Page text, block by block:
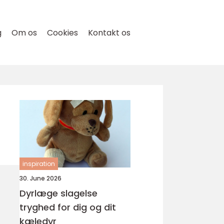
Om os Cookies Kontakt os
inspiration
30. June 2026
Dyrlæge slagelse
tryghed for dig og dit
kæledyr